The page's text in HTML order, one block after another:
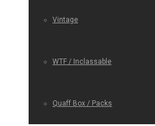
Vintage
WTF / Inclassable
Quaff Box / Packs